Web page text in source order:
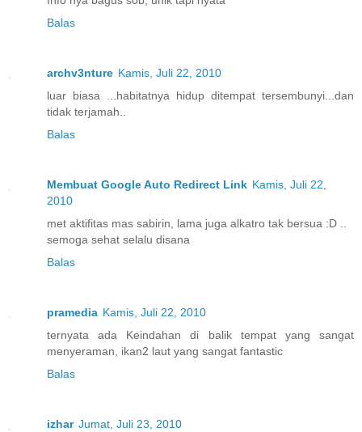
Balas
archv3nture Kamis, Juli 22, 2010
luar biasa ...habitatnya hidup ditempat tersembunyi...dan
tidak terjamah..
Balas
Membuat Google Auto Redirect Link Kamis, Juli 22,
2010
met aktifitas mas sabirin, lama juga alkatro tak bersua :D ..
semoga sehat selalu disana
Balas
pramedia Kamis, Juli 22, 2010
ternyata ada Keindahan di balik tempat yang sangat
menyeraman, ikan2 laut yang sangat fantastic
Balas
izhar Jumat, Juli 23, 2010